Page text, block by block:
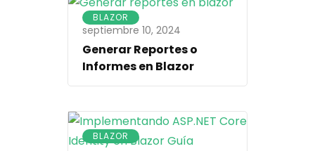
BLAZOR
septiembre 10, 2024
Generar Reportes o
Informes en Blazor
BLAZOR